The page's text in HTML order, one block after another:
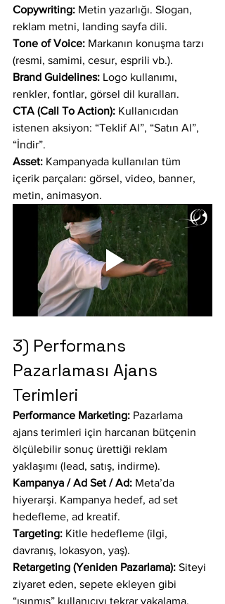
Copywriting: Metin yazarlığı. Slogan,
reklam metni, landing sayfa dili.
Tone of Voice: Markanın konuşma tarzı
(resmi, samimi, cesur, esprili vb.).
Brand Guidelines: Logo kullanımı,
renkler, fontlar, görsel dil kuralları.
CTA (Call To Action): Kullanıcıdan
istenen aksiyon: “Teklif Al”, “Satın Al”,
“İndir”.
Asset: Kampanyada kullanılan tüm
içerik parçaları: görsel, video, banner,
metin, animasyon.
3) Performans
Pazarlaması Ajans
Terimleri
Performance Marketing: Pazarlama
ajans terimleri için harcanan bütçenin
ölçülebilir sonuç ürettiği reklam
yaklaşımı (lead, satış, indirme).
Kampanya / Ad Set / Ad: Meta’da
hiyerarşi. Kampanya hedef, ad set
hedefleme, ad kreatif.
Targeting: Kitle hedefleme (ilgi,
davranış, lokasyon, yaş).
Retargeting (Yeniden Pazarlama): Siteyi
ziyaret eden, sepete ekleyen gibi
“ısınmış” kullanıcıyı tekrar yakalama.